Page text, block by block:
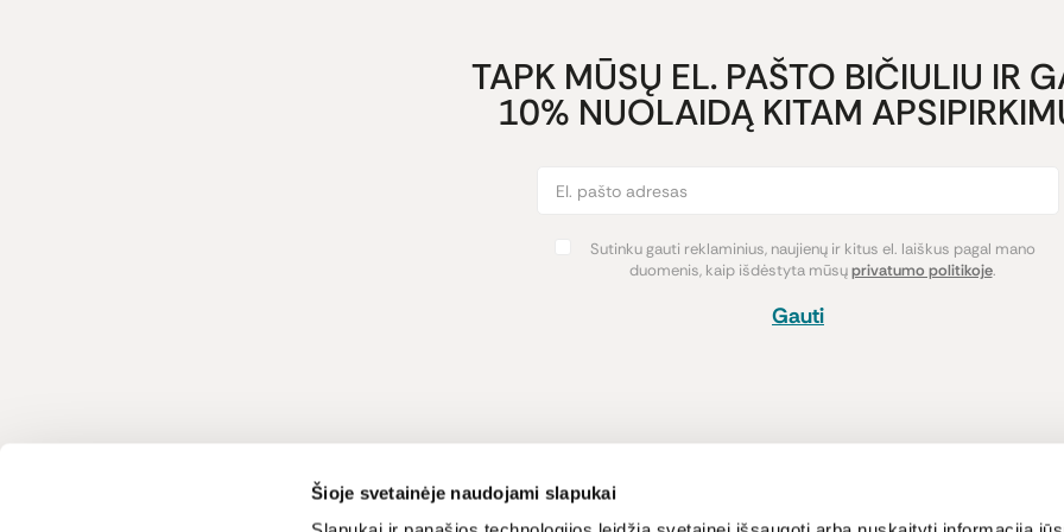
Šioje svetainėje naudojami slapukai
TAPK MŪSŲ EL. PAŠTO BIČIULIU IR
10% NUOLAIDĄ KITAM
Sutinku gauti reklaminius, naujienų ir kitus el. laiškus pagal mano
duomenis, kaip išdėstyta mūsųprivatumo politikoje.
Gauti
LIVIN